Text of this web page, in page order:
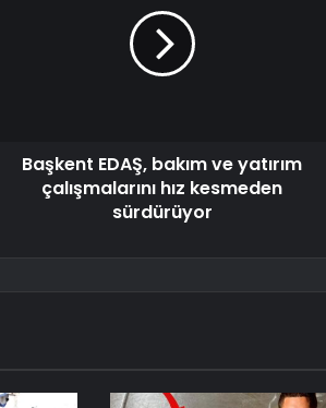
Başkent EDAŞ, bakım ve yatırım
çalışmalarını hız kesmeden
sürdürüyor